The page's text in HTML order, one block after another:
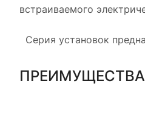
встраиваемого
Серия установок
ПРЕИМУЩЕСТВА